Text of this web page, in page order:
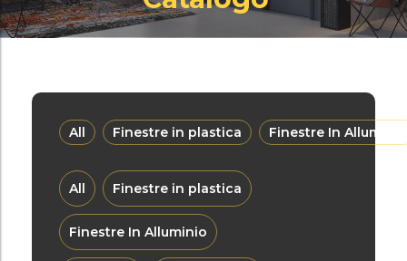
All Finestre in plastica Finestre In Alluminio
All Finestre in plastica
Finestre In Alluminio